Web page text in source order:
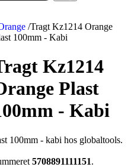
/Tragt Kz1214 Orange
100mm - Kabi
Kz1214
Plast
- Kabi
100mm - kabi hos globaltools.
5708891111151.